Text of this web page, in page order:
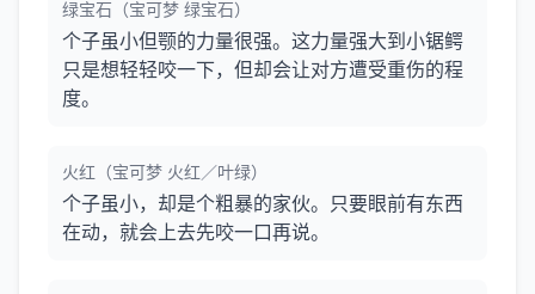
绿宝石（宝可梦 绿宝石）
个子虽小但颚的力量很强。这力量强大到小锯鳄
只是想轻轻咬一下，但却会让对方遭受重伤的程
度。
火红（宝可梦 火红／叶绿）
个子虽小，却是个粗暴的家伙。只要眼前有东西
在动，就会上去先咬一口再说。